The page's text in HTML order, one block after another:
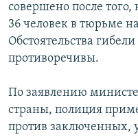
совершено после того,
36 человек в тюрьме
Обстоятельства
противоречивы.
По заявлению
страны, полиция
против заключенных,